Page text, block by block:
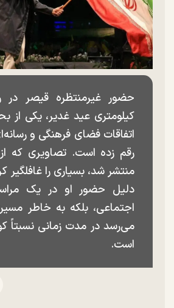
کیلومتری عید غدیر، یکی از
اتفاقات فضای فرهنگی و
رقم زده است. تصاویری که
منتشر شد، بسیاری را غافلگیر
دلیل حضور او در یک
اجتماعی، بلکه به خاطر
می‌رسد در مدت زمانی نسبتاً
است.